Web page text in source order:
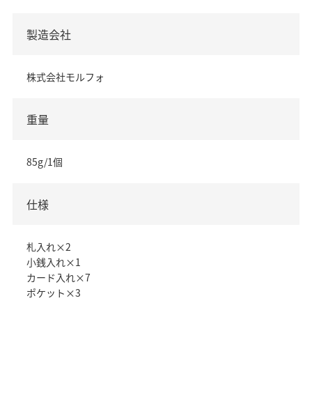
製造会社
株式会社モルフォ
重量
85g/1個
仕様
札入れ×2
小銭入れ×1
カード入れ×7
ポケット×3